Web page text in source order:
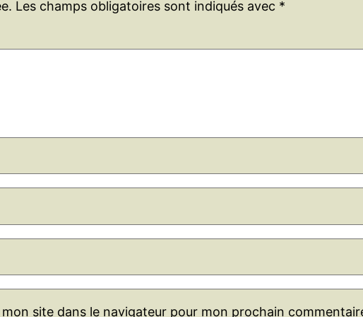
Les champs obligatoires sont indiqués avec *
site dans le navigateur pour mon prochain